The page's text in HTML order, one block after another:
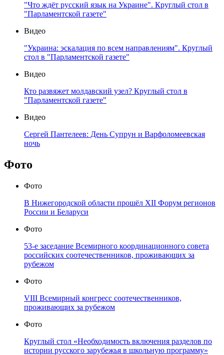
"Что ждёт русский язык на Украине". Круглый стол в
"Парламентской газете"
Видео
"Украина: эскалация по всем направлениям". Круглый
стол в "Парламентской газете"
Видео
Кто развяжет молдавский узел? Круглый стол в
"Парламентской газете"
Видео
Сергей Пантелеев: День Супрун и Варфоломеевская
ночь
Фото
Фото
В Нижегородской области прошёл XII Форум регионов
России и Беларуси
Фото
53-е заседание Всемирного координационного совета
российских соотечественников, проживающих за
рубежом
Фото
VIII Всемирный конгресс соотечественников,
проживающих за рубежом
Фото
Круглый стол «Необходимость включения разделов по
истории русского зарубежья в школьную программу»